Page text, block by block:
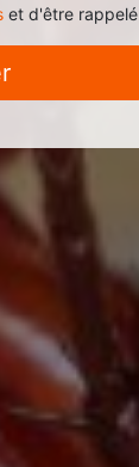
et d'être rappelé